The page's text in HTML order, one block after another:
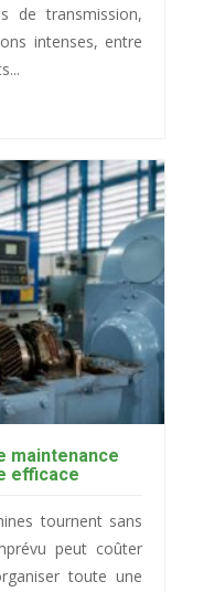
de transmission,
intenses, entre
maintenance
efficace
tournent sans
peut coûter
toute une